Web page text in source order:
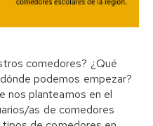
comedores? ¿Qué
podemos empezar?
nos planteamos en el
as de comedores